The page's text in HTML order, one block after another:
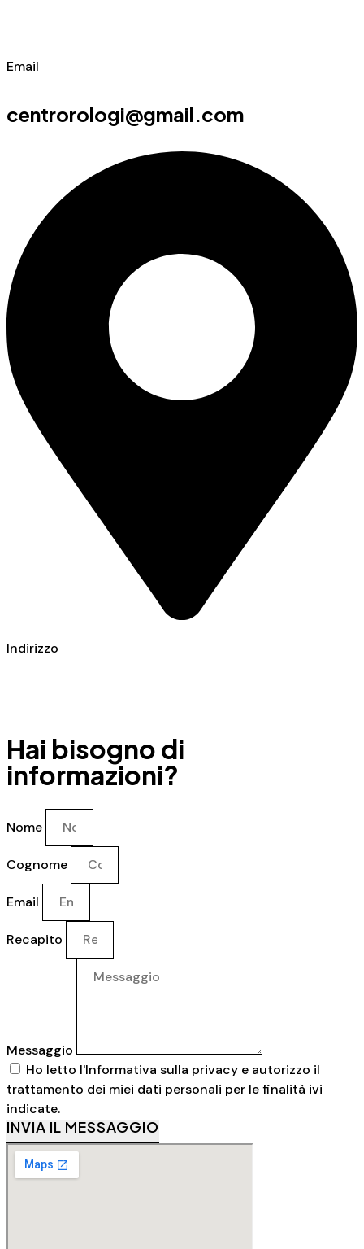
Email
centrorologi@gmail.com
Indirizzo
Hai bisogno di
informazioni?
Nome
Cognome
Email
Recapito
Messaggio
Ho letto l'Informativa sulla privacy e autorizzo il
trattamento dei miei dati personali per le finalità ivi
indicate.
INVIA IL MESSAGGIO